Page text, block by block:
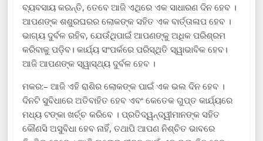
ବ୍ୟବସାୟ କରନ୍ତି, ତେବେ ଆଜି ଏଥିରେ ଏକ ସାଧାରଣ ଦିନ ହେବ ।
ଆପଣଙ୍କ ଶଶୁରଘରର ଲୋକଙ୍କ ସହିତ ଏକ ବାର୍ତ୍ତାଳାପ ହେବ ।
ଭାଗ୍ୟ ଦୁର୍ବଳ ରହିବ, ଯେଉଁଥିପାଇଁ ଆପଣଙ୍କୁ ଅଧିକ ପରିଶ୍ରମ
କରିବାକୁ ପଡ଼ିବ। କାର୍ଯ୍ୟ ସଂପର୍କରେ ପରିସ୍ଥିତି ସ୍ୱାଭାବିକ ହେବ।
ଆଜି ଆପଣଙ୍କ ସ୍ୱାସ୍ଥ୍ୟ ଦୁର୍ବଳ ହେବ ।
ମକର:– ଆଜି ଏହି ରାଶିର ଲୋକଙ୍କ ପାଇଁ ଏକ ଭଲ ଦିନ ହେବ ।
ଦିନଟି ସୁବିଧାରେ ଅତିବାହିତ ହେବ ଏବଂ କେତେକ ଗୁପ୍ତ କାର୍ଯ୍ୟରେ
ମଧ୍ୟ ଟଙ୍କା ଖର୍ଚ୍ଚ କରିବେ । ପ୍ରତିଦ୍ୱନ୍ଦ୍ୱୀମାନଙ୍କ ସହିତ
କୌଣସି ଅସୁବିଧା ହେବ ନାହିଁ, ତଥାପି ଆପଣ ନିଶ୍ଚିତ ଭାବରେ